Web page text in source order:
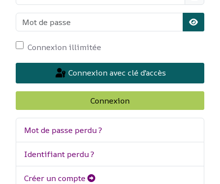
Mot de passe
Connexion illimitée
Connexion avec clé d'accès
Connexion
Mot de passe perdu ?
Identifiant perdu ?
Créer un compte